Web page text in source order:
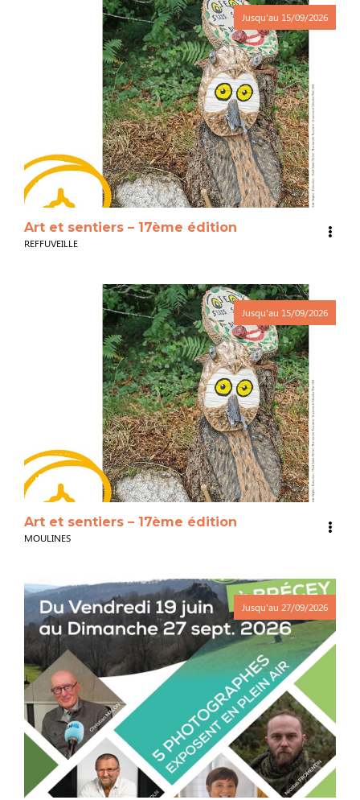
Jusqu'au 15/09/2026
Art et sentiers – 17ème édition
REFFUVEILLE
Jusqu'au 15/09/2026
Art et sentiers – 17ème édition
MOULINES
Jusqu'au 27/09/2026